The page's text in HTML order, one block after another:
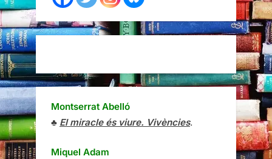
Montserrat Abelló
♣ El miracle és viure. Vivències.
Miquel Adam